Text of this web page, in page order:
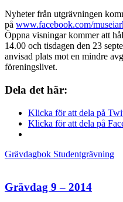
Nyheter från utgrävningen
på www.facebook.com/
Öppna visningar kommer att
14.00 och tisdagen den 23
anvisad plats mot en mindre
föreningslivet.
Dela det här:
Klicka för att dela på
Klicka för att dela på
Grävdagbok Studentgrävning
Grävdag 9 – 2014